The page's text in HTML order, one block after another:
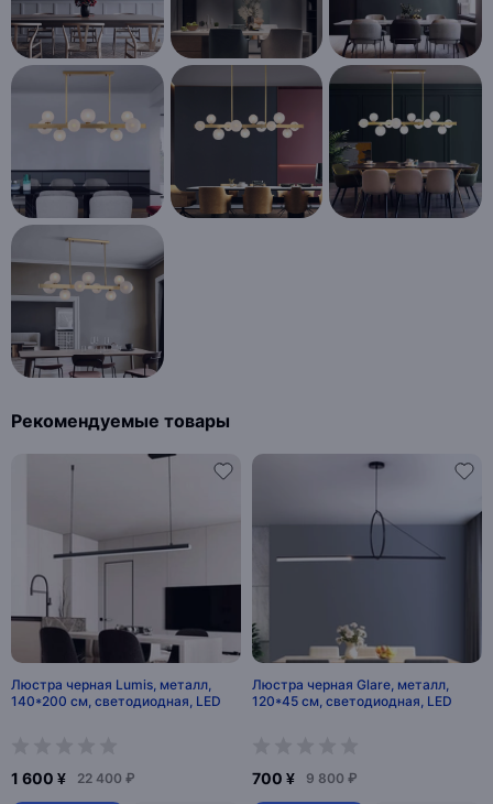
Рекомендуемые товары
Люстра черная Lumis, металл,
140*200 см, светодиодная, LED
1 600 ¥ 22 400 ₽
Люстра черная Glare, металл,
120*45 см, светодиодная, LED
700 ¥ 9 800 ₽